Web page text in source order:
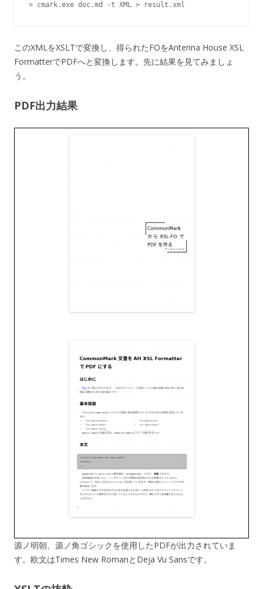
> cmark.exe doc.md -t XML > result.xml
このXMLをXSLTで変換し、得られたFOをAntenna House XSL
FormatterでPDFへと変換します。先に結果を見てみましょ
う。
PDF出力結果
源ノ明朝、源ノ角ゴシックを使用したPDFが出力されていま
す。欧文はTimes New RomanとDeja Vu Sansです。